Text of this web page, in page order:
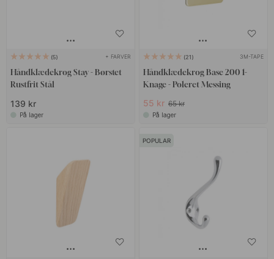
5 + FARVER
Håndklædekrog Stay - Børstet
Rustfrit Stål
139 kr
På lager
21 3M-TAPE
Håndklædekrog Base 200 1-
Knage - Poleret Messing
55 kr 65 kr
På lager
POPULAR